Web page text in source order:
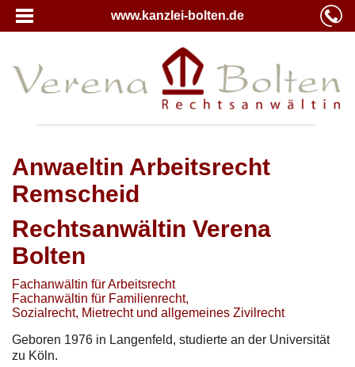
www.kanzlei-bolten.de
Anwaeltin Arbeitsrecht
Remscheid
Rechtsanwältin Verena
Bolten
Fachanwältin für Arbeitsrecht
Fachanwältin für Familienrecht,
Sozialrecht, Mietrecht und allgemeines Zivilrecht
Geboren 1976 in Langenfeld, studierte an der Universität
zu Köln.